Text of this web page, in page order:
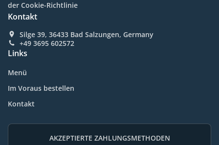
der Cookie-Richtlinie
Kontakt
Silge 39, 36433 Bad Salzungen, Germany
+49 3695 602572
Links
Menü
Im Voraus bestellen
Kontakt
AKZEPTIERTE ZAHLUNGSMETHODEN